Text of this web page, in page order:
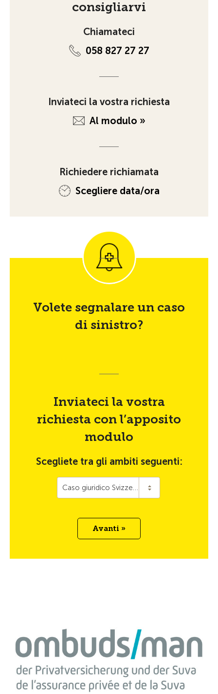
consigliarvi
Chiamateci
058 827 27 27
Inviateci la vostra richiesta
Al modulo »
Richiedere richiamata
Scegliere data/ora
Volete segnalare un caso
di sinistro?
Inviateci la vostra
richiesta con l’apposito
modulo
Scegliete tra gli ambiti seguenti:
Caso giuridico Svizzera
Avanti »